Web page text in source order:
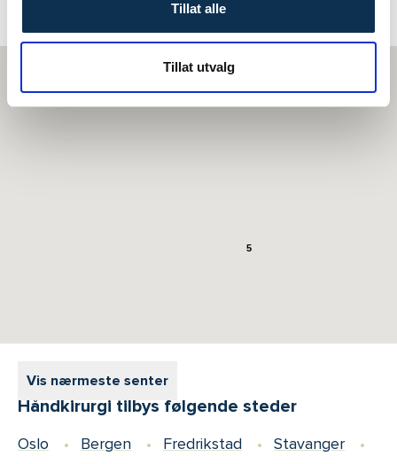
Tillat alle
Tillat utvalg
Vis nærmeste senter
5
Håndkirurgi tilbys følgende steder
Oslo Bergen Fredrikstad
Stavanger